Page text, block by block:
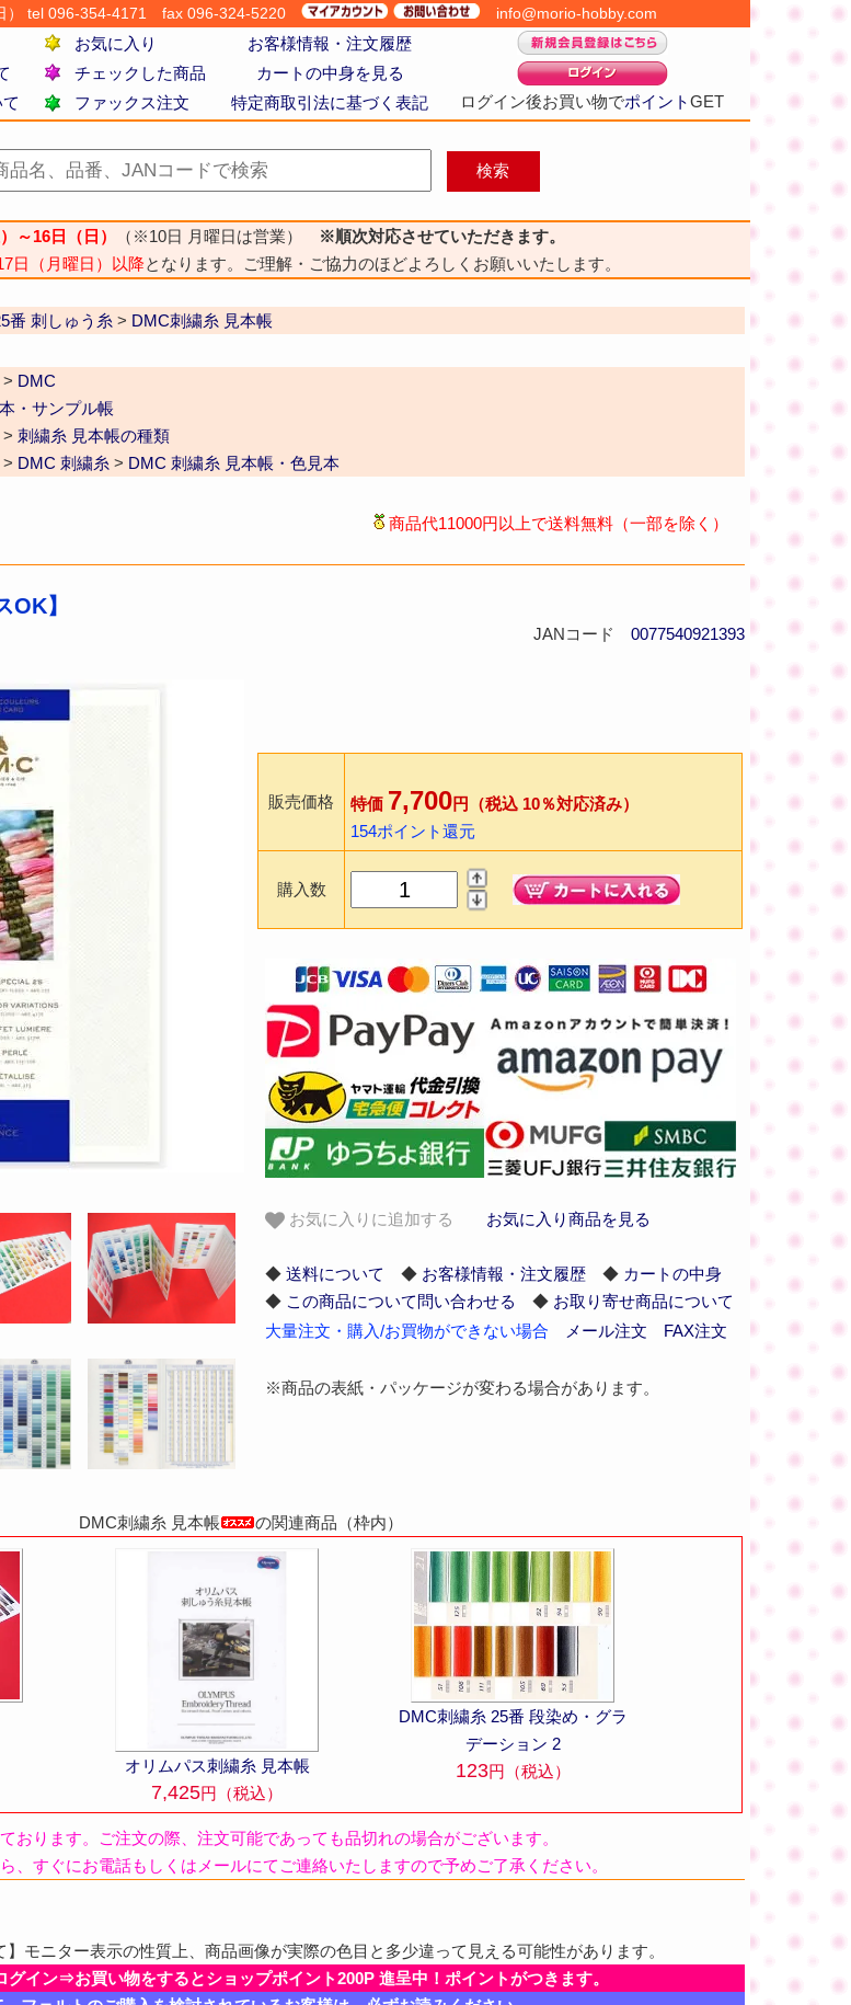
tel 096-354-4171 fax 096-324-5220 info@morio-hobby.com
お気に入り お客様情報・注文履歴
ログイン後お買い物でポイントGET
チェックした商品
カートの中身を見る
ファックス注文 特定商取引法に基づく表記
～16日（日） （※10日 月曜日は営業）
※順次対応させていただきます。
日（月曜日）以降となります。ご理解・ご協力のほどよろしくお願いいたします。
番 刺しゅう糸 > DMC刺繍糸 見本帳
> DMC
・サンプル帳
> 刺繍糸 見本帳の種類
> DMC 刺繍糸 > DMC 刺繍糸 見本帳・色見本
商品代11000円以上で送料無料（一部を除く）
OK】
JANコード 0077540921393
販売価格 特価 7,700円（税込 10％対応済み）
154ポイント還元
購入数
お気に入りに追加する お気に入り商品を見る
◆ 送料について ◆ お客様情報・注文履歴◆ カートの中身
◆ この商品について問い合わせる ◆ お取り寄せ商品について
大量注文・購入/お買物ができない場合
メール注文 FAX注文
※商品の表紙・パッケージが変わる場合があります。
DMC刺繍糸 見本帳 の関連商品（枠内）
オリムパス刺繍糸 見本帳
7,425円（税込）
DMC刺繍糸 25番 段染め・グラ
デーション 2
123円（税込）
おります。ご注文の際、注文可能であっても品切れの場合がございます。
、すぐにお電話もしくはメールにてご連絡いたしますので予めご了承ください。
モニター表示の性質上、商品画像が実際の色目と多少違って見える可能性があります。
イン⇒お買い物をするとショップポイント200P 進呈中！ポイントがつきます。